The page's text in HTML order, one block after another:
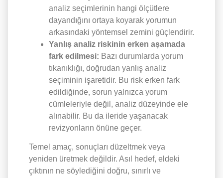
analiz seçimlerinin hangi ölçütlere
dayandığını ortaya koyarak yorumun
arkasındaki yöntemsel zemini güçlendirir.
Yanlış analiz riskinin erken aşamada
fark edilmesi: Bazı durumlarda yorum
tıkanıklığı, doğrudan yanlış analiz
seçiminin işaretidir. Bu risk erken fark
edildiğinde, sorun yalnızca yorum
cümleleriyle değil, analiz düzeyinde ele
alınabilir. Bu da ileride yaşanacak
revizyonların önüne geçer.
Temel amaç, sonuçları düzeltmek veya
yeniden üretmek değildir. Asıl hedef, eldeki
çıktının ne söylediğini doğru, sınırlı ve